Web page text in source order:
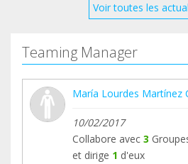
Voir toutes les
Teaming Manager
María Lourdes Martínez
10/02/2017
Collabore avec 3
et dirige 1 d'eux